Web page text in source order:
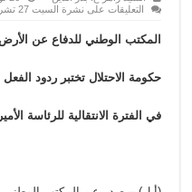
التعليقات على نشرة السبت 27 تشرين ثاني 2016 العدد 5167 مغلقة
المكتب الوطني للدفاع عن
حكومة الاحتلال تختبر ردود
في الفترة الانتقالية للرئاسة